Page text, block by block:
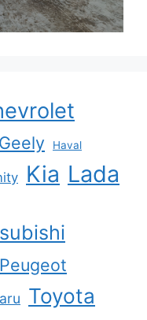
Geely Haval
Kia Lada
Peugeot
Toyota